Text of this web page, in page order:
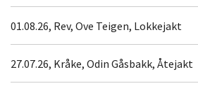
01.08.26, Rev, Ove Teigen, Lokkejakt
27.07.26, Kråke, Odin Gåsbakk, Åtejakt